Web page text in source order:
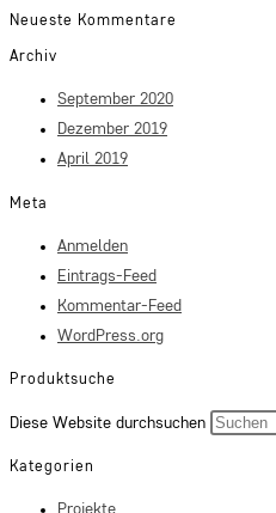
Neueste Kommentare
Archiv
September 2020
Dezember 2019
April 2019
Meta
Anmelden
Eintrags-Feed
Kommentar-Feed
WordPress.org
Produktsuche
Diese Website durchsuchen
Kategorien
Projekte